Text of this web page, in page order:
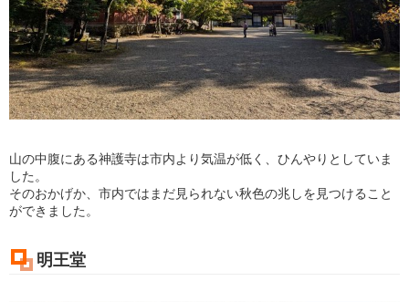
山の中腹にある神護寺は市内より気温が低く、ひんやりとしていま
した。
そのおかげか、市内ではまだ見られない秋色の兆しを見つけること
ができました。
明王堂